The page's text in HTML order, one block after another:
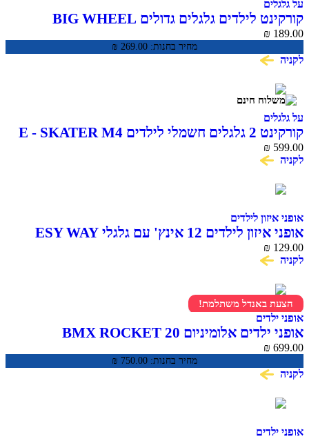
על גלגלים
קורקינט לילדים גלגלים גדולים BIG WHEEL
SCOOTER
מחיר בחנות: ₪ 269.00
₪ 189.00
לקניה
על גלגלים
קורקינט 2 גלגלים חשמלי לילדים E - SKATER M4
₪ 599.00
לקניה
אופני איזון לילדים
אופני איזון לילדים 12 אינץ' עם גלגלי ESY WAY
EVA
₪ 129.00
לקניה
הצעת באנדל משתלמת!
אופני ילדים
אופני ילדים אלומיניום BMX ROCKET 20
מחיר בחנות: ₪ 750.00
₪ 699.00
לקניה
אופני ילדים